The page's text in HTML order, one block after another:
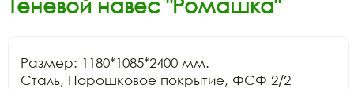
Теневой навес "Ромашка"
Размер: 1180*1085*2400 мм.
Сталь, Порошковое покрытие, ФСФ 2/2